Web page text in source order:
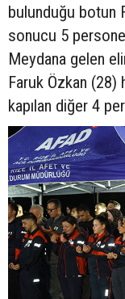
bulunduğu botun
sonucu 5
Meydana gelen
Faruk Özkan (28)
kapılan diğer 4